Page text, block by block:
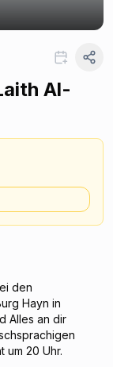
Al-
den
Hayn in
Alles an dir
um 20 Uhr.